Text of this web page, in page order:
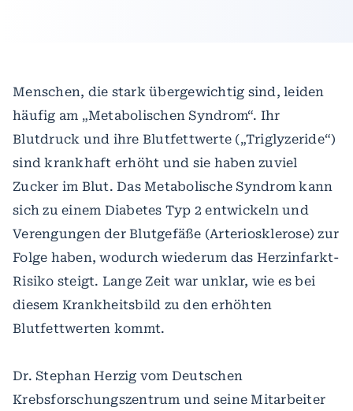
Menschen, die stark übergewichtig sind, leiden
häufig am „Metabolischen Syndrom“. Ihr
Blutdruck und ihre Blutfettwerte („Triglyzeride“)
sind krankhaft erhöht und sie haben zuviel
Zucker im Blut. Das Metabolische Syndrom kann
sich zu einem Diabetes Typ 2 entwickeln und
Verengungen der Blutgefäße (Arteriosklerose) zur
Folge haben, wodurch wiederum das Herzinfarkt-
Risiko steigt. Lange Zeit war unklar, wie es bei
diesem Krankheitsbild zu den erhöhten
Blutfettwerten kommt.
Dr. Stephan Herzig vom Deutschen
Krebsforschungszentrum und seine Mitarbeiter